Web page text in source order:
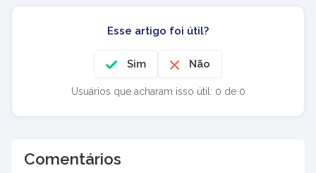
Esse artigo foi útil?
Sim Não
Usuários que acharam isso útil: 0 de 0
Comentários